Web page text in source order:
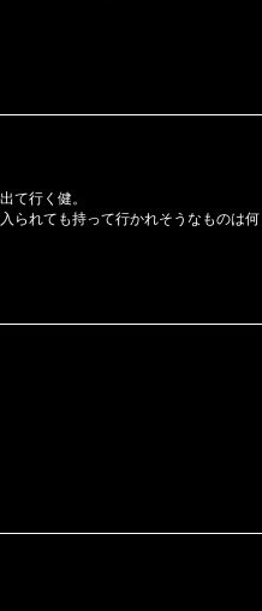
て行く健。
られても持って行かれそうなものは